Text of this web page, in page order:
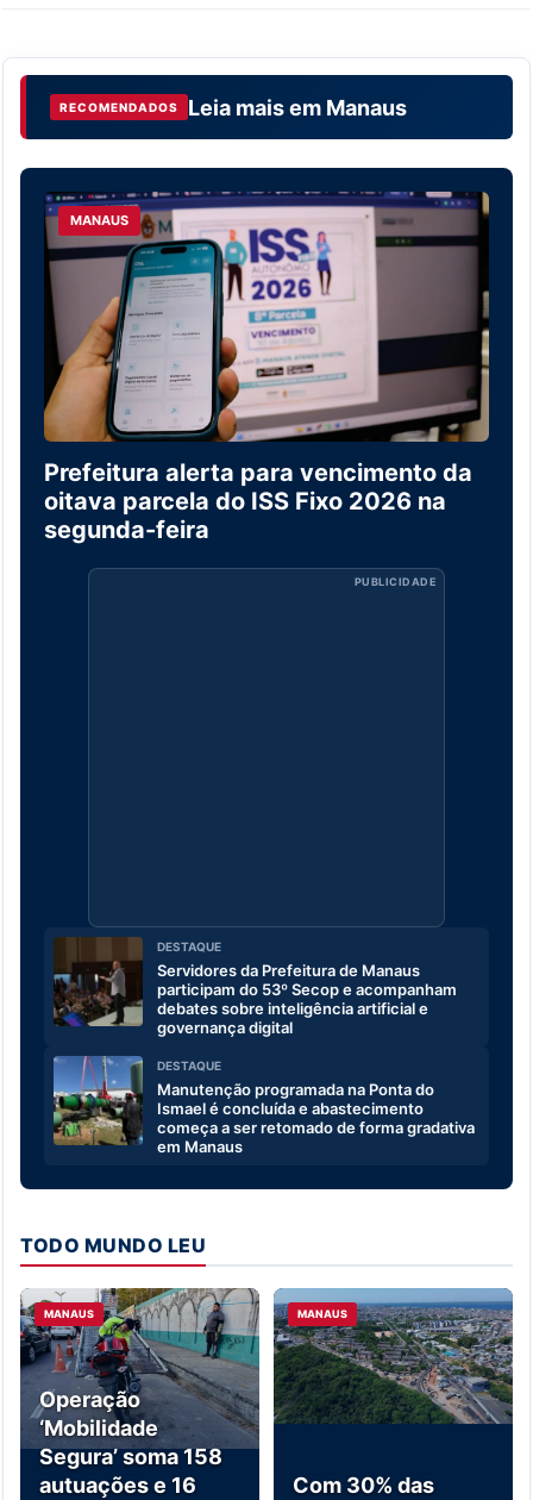
RECOMENDADOS Leia mais em Manaus
MANAUS
Prefeitura alerta para vencimento da
oitava parcela do ISS Fixo 2026 na
segunda-feira
PUBLICIDADE
DESTAQUE
Servidores da Prefeitura de Manaus
participam do 53º Secop e acompanham
debates sobre inteligência artificial e
governança digital
DESTAQUE
Manutenção programada na Ponta do
Ismael é concluída e abastecimento
começa a ser retomado de forma gradativa
em Manaus
TODO MUNDO LEU
MANAUS
Operação
‘Mobilidade
Segura’ soma 158
autuações e 16
MANAUS
Com 30% das